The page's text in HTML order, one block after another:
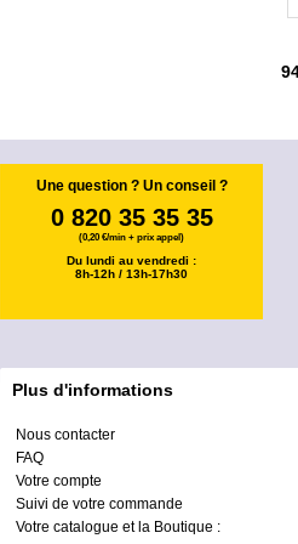
Une question ? Un conseil ?
0 820 35 35 35
(0,20 €/min + prix appel)
Du lundi au vendredi :
8h-12h / 13h-17h30
Plus d'informations
Nous contacter
FAQ
Votre compte
Suivi de votre commande
Votre catalogue et la Boutique :